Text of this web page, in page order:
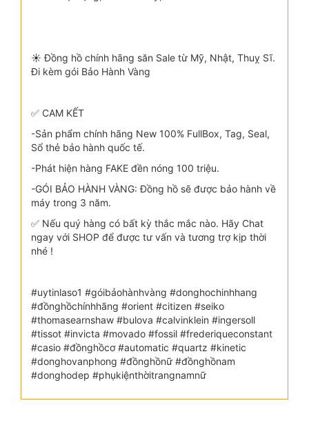
☀️ Đồng hồ chính hãng săn Sale từ Mỹ, Nhật, Thuỵ Sĩ.
Đi kèm gói Bảo Hành Vàng
✅ CAM KẾT
-Sản phẩm chính hãng New 100% FullBox, Tag, Seal,
Sổ thẻ bảo hành quốc tế.
-Phát hiện hàng FAKE đền nóng 100 triệu.
-GÓI BẢO HÀNH VÀNG: Đồng hồ sẽ được bảo hành về
máy trong 3 năm.
✅ Nếu quý hàng có bất kỳ thắc mắc nào. Hãy Chat
ngay với SHOP để được tư vấn và tương trợ kịp thời
nhé !
#uytinlaso1 #góibảohànhvàng #donghochinhhang
#đồnghồchínhhãng #orient #citizen #seiko
#thomasearnshaw #bulova #calvinklein #ingersoll
#tissot #invicta #movado #fossil #frederiqueconstant
#casio #đồnghồcơ #automatic #quartz #kinetic
#donghovanphong #đồnghồnữ #đồnghồnam
#donghodep #phụkiệnthờitrangnamnữ